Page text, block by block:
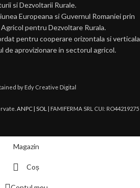
si Dezvoltarii Rurale.
Europeana si Guvernul Romaniei prin
pentru Dezvoltare Rurala.
pentru cooperare orizontala si verticala
de aprovizionare in sectorul agricol.
by Edy Creative Digital
ANPC | SOL
| FAMIFERMA SRL CUI: RO44219275
Magazin
Coș